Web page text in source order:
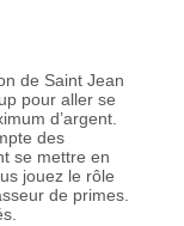
de Saint Jean
pour aller se
d’argent.
des
se mettre en
jouez le rôle
de primes.